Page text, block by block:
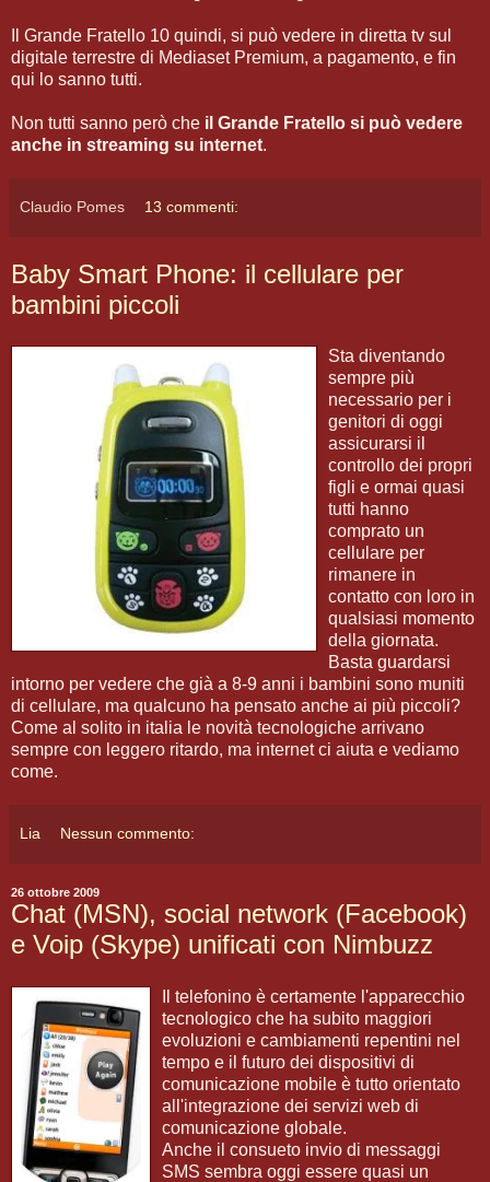
Il Grande Fratello 10 quindi, si può vedere in diretta tv sul
digitale terrestre di Mediaset Premium, a pagamento, e fin
qui lo sanno tutti.
Non tutti sanno però che il Grande Fratello si può vedere
anche in streaming su internet.
Claudio Pomes 13 commenti:
Baby Smart Phone: il cellulare per
bambini piccoli
Sta diventando
sempre più
necessario per i
genitori di oggi
assicurarsi il
controllo dei propri
figli e ormai quasi
tutti hanno
comprato un
cellulare per
rimanere in
contatto con loro in
qualsiasi momento
della giornata.
Basta guardarsi
intorno per vedere che già a 8-9 anni i bambini sono muniti
di cellulare, ma qualcuno ha pensato anche ai più piccoli?
Come al solito in italia le novità tecnologiche arrivano
sempre con leggero ritardo, ma internet ci aiuta e vediamo
come.
Lia Nessun commento:
26 ottobre 2009
Chat (MSN), social network (Facebook)
e Voip (Skype) unificati con Nimbuzz
Il telefonino è certamente l'apparecchio
tecnologico che ha subito maggiori
evoluzioni e cambiamenti repentini nel
tempo e il futuro dei dispositivi di
comunicazione mobile è tutto orientato
all'integrazione dei servizi web di
comunicazione globale.
Anche il consueto invio di messaggi
SMS sembra oggi essere quasi un